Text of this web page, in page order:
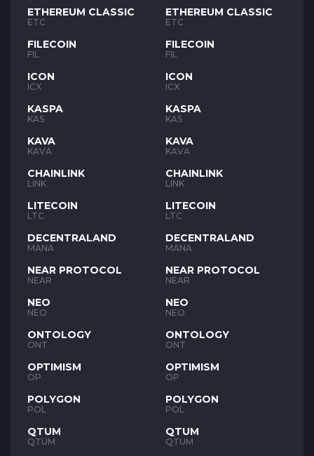
ETHEREUM CLASSIC
ETC
FILECOIN
FIL
ICON
ICX
KASPA
KAS
KAVA
KAVA
CHAINLINK
LINK
LITECOIN
LTC
DECENTRALAND
MANA
NEAR PROTOCOL
NEAR
NEO
NEO
ONTOLOGY
ONT
OPTIMISM
OP
POLYGON
POL
QTUM
QTUM
ETHEREUM CLASSIC
ETC
FILECOIN
FIL
ICON
ICX
KASPA
KAS
KAVA
KAVA
CHAINLINK
LINK
LITECOIN
LTC
DECENTRALAND
MANA
NEAR PROTOCOL
NEAR
NEO
NEO
ONTOLOGY
ONT
OPTIMISM
OP
POLYGON
POL
QTUM
QTUM